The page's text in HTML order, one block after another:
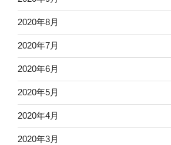
2020年8月
2020年7月
2020年6月
2020年5月
2020年4月
2020年3月